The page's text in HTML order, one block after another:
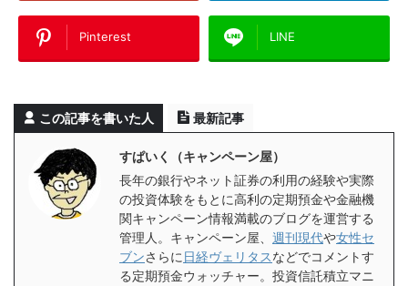
Pinterest LINE
この記事を書いた人 最新記事
すぱいく（キャンペーン屋）
長年の銀行やネット証券の利用の経験や実際
の投資体験をもとに高利の定期預金や金融機
関キャンペーン情報満載のブログを運営する
管理人。キャンペーン屋、 週刊現代や女性セ
ブンさらに 日経ヴェリタスなどでコメントす
る定期預金ウォッチャー。投資信託積立マニ